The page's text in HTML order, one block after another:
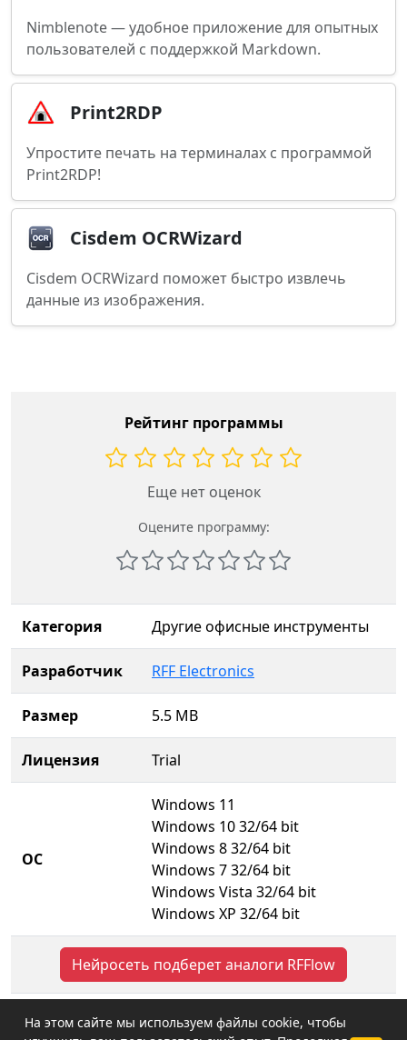
Nimblenote — удобное приложение для опытных
пользователей с поддержкой Markdown.
Print2RDP
Упростите печать на терминалах с программой
Print2RDP!
Cisdem OCRWizard
Cisdem OCRWizard поможет быстро извлечь
данные из изображения.
Рейтинг программы
Еще нет оценок
Оцените программу:
Категория Другие офисные инструменты
Разработчик RFF Electronics
Размер 5.5 MB
Лицензия Trial
ОС
Windows 11
Windows 10 32/64 bit
Windows 8 32/64 bit
Windows 7 32/64 bit
Windows Vista 32/64 bit
Windows XP 32/64 bit
Нейросеть подберет аналоги RFFlow
На этом сайте мы используем файлы cookie, чтобы